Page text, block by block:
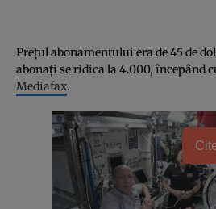
Preţul abonamentului era de 45 de
abonaţi se ridica la 4.000, începând
Mediafax.